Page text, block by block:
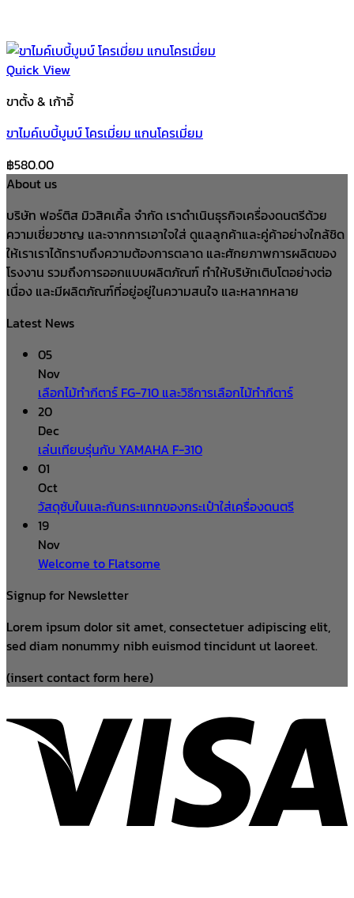
Quick View
ขาตั้ง & เก้าอี้
ขาไมค์เบบี้บูมบ์ โครเมี่ยม แกนโครเมี่ยม
฿580.00
About us
บริษัท ฟอร์ติส มิวสิคเคิ้ล จำกัด เราดำเนินธุรกิจเครื่องดนตรีด้วย
ความเชี่ยวชาญ และจากการเอาใจใส่ ดูแลลูกค้าและคู่ค้าอย่างใกล้ชิด
ให้เราเราได้ทราบถึงความต้องการตลาด และศักยภาพการผลิตของ
โรงงาน รวมถึงการออกแบบผลิตภัณฑ์ ทำให้บริษัทเติบโตอย่างต่อ
เนื่อง และมีผลิตภัณฑ์ที่อยู่อยู่ในความสนใจ และหลากหลาย
Latest News
05
Nov
เลือกไม้ทำกีตาร์ FG-710 และวิธีการเลือกไม้ทำกีตาร์
20
Dec
เล่นเทียบรุ่นกับ YAMAHA F-310
01
Oct
วัสดุซับในและกันกระแทกของกระเป๋าใส่เครื่องดนตรี
19
Nov
Welcome to Flatsome
Signup for Newsletter
Lorem ipsum dolor sit amet, consectetuer adipiscing elit,
sed diam nonummy nibh euismod tincidunt ut laoreet.
(insert contact form here)